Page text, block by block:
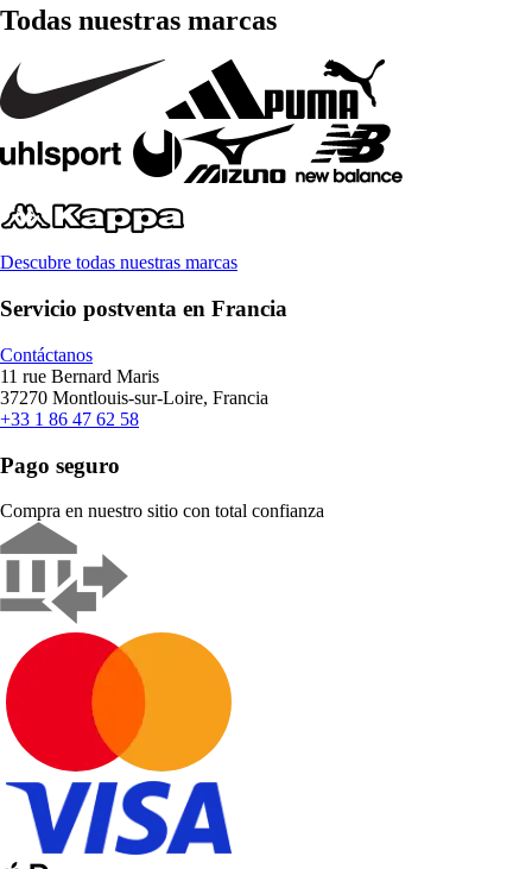
Todas nuestras marcas
Descubre todas nuestras marcas
Servicio postventa en Francia
Contáctanos
11 rue Bernard Maris
37270 Montlouis-sur-Loire, Francia
+33 1 86 47 62 58
Pago seguro
Compra en nuestro sitio con total confianza